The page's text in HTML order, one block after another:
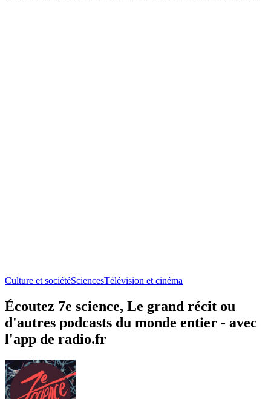
Culture et sociétéSciencesTélévision et cinéma
Écoutez 7e science, Le grand récit ou
d'autres podcasts du monde entier - avec
l'app de radio.fr